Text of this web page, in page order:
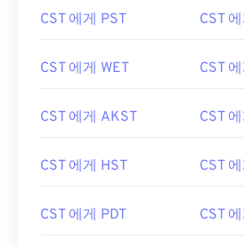
CST 에게 PST CST
CST 에게 WET CST
CST 에게 AKST CST
CST 에게 HST CST
CST 에게 PDT CST